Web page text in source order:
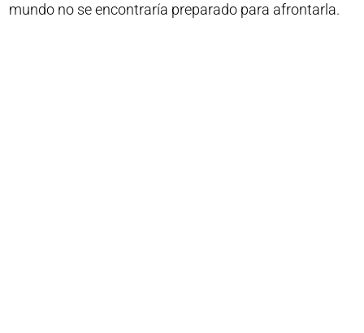
mundo no se encontraría preparado para afrontarla.